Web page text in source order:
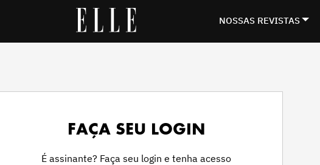
NOSSAS REVISTAS
FAÇA SEU LOGIN
É assinante? Faça seu login e tenha acesso